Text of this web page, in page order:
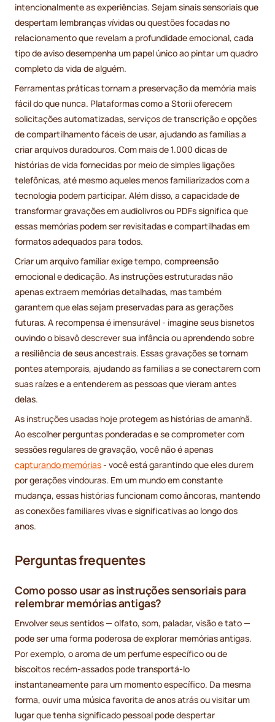
intencionalmente as experiências. Sejam sinais sensoriais que
despertam lembranças vívidas ou questões focadas no
relacionamento que revelam a profundidade emocional, cada
tipo de aviso desempenha um papel único ao pintar um quadro
completo da vida de alguém.
Ferramentas práticas tornam a preservação da memória mais
fácil do que nunca. Plataformas como a Storii oferecem
solicitações automatizadas, serviços de transcrição e opções
de compartilhamento fáceis de usar, ajudando as famílias a
criar arquivos duradouros. Com mais de 1.000 dicas de
histórias de vida fornecidas por meio de simples ligações
telefônicas, até mesmo aqueles menos familiarizados com a
tecnologia podem participar. Além disso, a capacidade de
transformar gravações em audiolivros ou PDFs significa que
essas memórias podem ser revisitadas e compartilhadas em
formatos adequados para todos.
Criar um arquivo familiar exige tempo, compreensão
emocional e dedicação. As instruções estruturadas não
apenas extraem memórias detalhadas, mas também
garantem que elas sejam preservadas para as gerações
futuras. A recompensa é imensurável - imagine seus bisnetos
ouvindo o bisavô descrever sua infância ou aprendendo sobre
a resiliência de seus ancestrais. Essas gravações se tornam
pontes atemporais, ajudando as famílias a se conectarem com
suas raízes e a entenderem as pessoas que vieram antes
delas.
As instruções usadas hoje protegem as histórias de amanhã.
Ao escolher perguntas ponderadas e se comprometer com
sessões regulares de gravação, você não é apenas
capturando memórias- você está garantindo que eles durem
por gerações vindouras. Em um mundo em constante
mudança, essas histórias funcionam como âncoras, mantendo
as conexões familiares vivas e significativas ao longo dos
anos.
Perguntas frequentes
Como posso usar as instruções sensoriais para
relembrar memórias antigas?
Envolver seus sentidos — olfato, som, paladar, visão e tato —
pode ser uma forma poderosa de explorar memórias antigas.
Por exemplo, o aroma de um perfume específico ou de
biscoitos recém-assados pode transportá-lo
instantaneamente para um momento específico. Da mesma
forma, ouvir uma música favorita de anos atrás ou visitar um
lugar que tenha significado pessoal pode despertar